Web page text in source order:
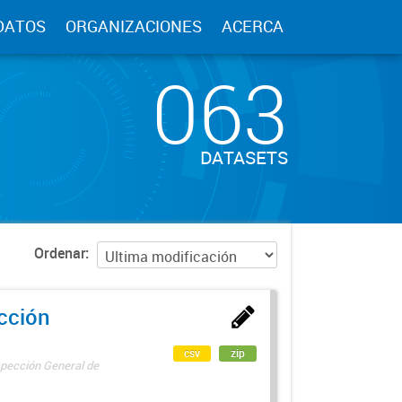
ORGANIZACIONES ACERCA
063
DATASETS
Ordenar
General de
csv zip